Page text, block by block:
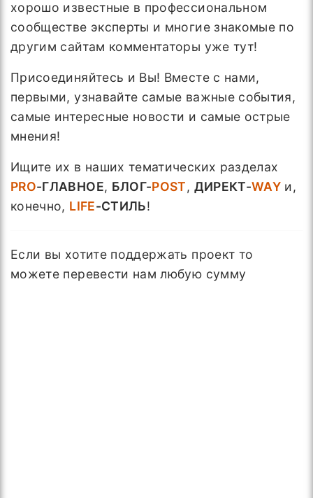
хорошо известные в профессиональном
сообществе эксперты и многие знакомые по
другим сайтам комментаторы уже тут!
Присоединяйтесь и Вы! Вместе с нами,
первыми, узнавайте самые важные события,
самые интересные новости и самые острые
мнения!
Ищите их в наших тематических разделах
PRO-ГЛАВНОЕ, БЛОГ-POST, ДИРЕКТ-WAY и,
конечно, LIFE-СТИЛЬ!
Если вы хотите поддержать проект то
можете перевести нам любую сумму